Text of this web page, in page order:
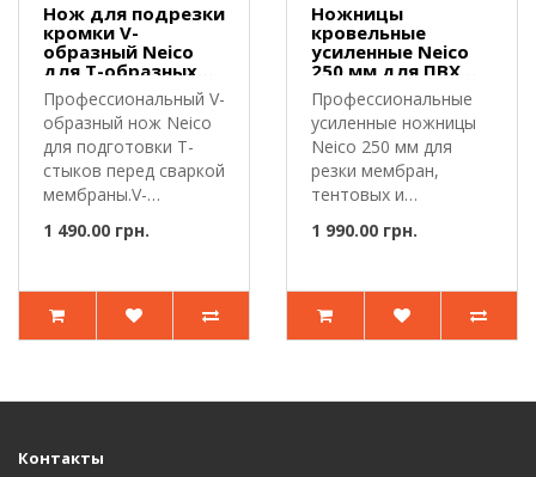
Нож для подрезки
кромки V-
образный Neico
для Т-образных
швов ПВХ и ТПО
мембраны
Профессиональный V-
образный нож Neico
для подготовки Т-
стыков перед сваркой
мембраны.V-
1 490.00 грн.
Ножницы
кровельные
усиленные Neico
250 мм для ПВХ
мембраны, тента,
линолеума и
ковролина
Профессиональные
усиленные ножницы
Neico 250 мм для
резки мембран,
тентовых и
покрытий.Уси..
1 990.00 грн.
Контакты